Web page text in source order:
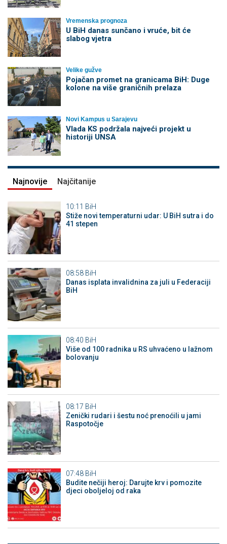
Vremenska prognoza
U BiH danas sunčano i vruće, bit će
slabog vjetra
Velike gužve
Pojačan promet na granicama BiH: Duge
kolone na više graničnih prelaza
Novi Kampus u Sarajevu
Vlada KS podržala najveći projekt u
historiji UNSA
Najnovije Najčitanije
10:11 BiH
Stiže novi temperaturni udar: U BiH sutra i do
41 stepen
08:58 BiH
Danas isplata invalidnina za juli u Federaciji
BiH
08:40 BiH
Više od 100 radnika u RS uhvaćeno u lažnom
bolovanju
08:17 BiH
Zenički rudari i šestu noć prenoćili u jami
Raspotočje
07:48 BiH
Budite nečiji heroj: Darujte krv i pomozite
djeci oboljeloj od raka